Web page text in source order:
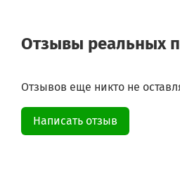
Отзывы реальных
Отзывов еще никто не
Написать отзыв